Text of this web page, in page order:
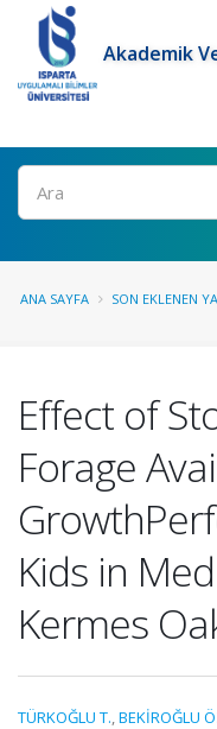
Akademik
Ara
ANA SAYFA SON EKLENEN
Effect of
Forage
Kids in
Kermes
TÜRKOĞLU T.,BEKİROĞLU